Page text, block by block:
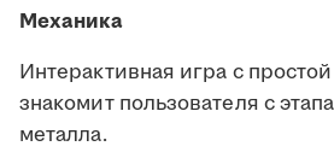
Механика
Интерактивная игра с
знакомит пользователя с
металла.